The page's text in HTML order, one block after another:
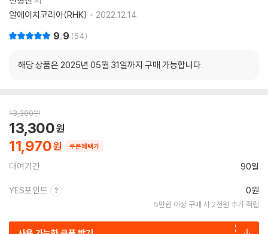
알에이치코리아(RHK)
2022.12.14.
9.9 54
해당 상품은 2025년 05월 31일까지 구매 가능합니다.
13,300원
11,970
13,300
쿠폰혜택가
대여기간 90일
YES포인트 0원
5만원 이상 구매 시 2천원 추가 적립